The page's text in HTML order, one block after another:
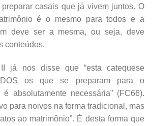
casais que já vivem juntos. O
é o mesmo para todos e a
deve ser a mesma, ou seja, deve
conteúdos.
já nos disse que “esta catequese
os que se preparam para o
é absolutamente necessária” (FC66).
para noivos na forma tradicional, mas
ao matrimônio”. É desta forma que